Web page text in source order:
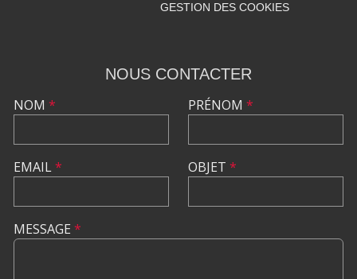
GESTION DES COOKIES
NOUS CONTACTER
NOM *
EMAIL*
PRÉNOM *
OBJET *
MESSAGE *